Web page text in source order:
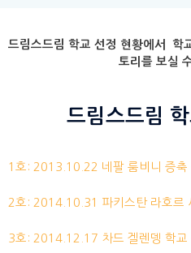
드림스드림 학교 선정 현황에서 학
토리를 보실
드림스드림
1호: 2013.10.22 네팔 룸비니 증
2호: 2014.10.31 파키스탄 라호르
3호: 2014.12.17 차드 겔렌뎅 학교